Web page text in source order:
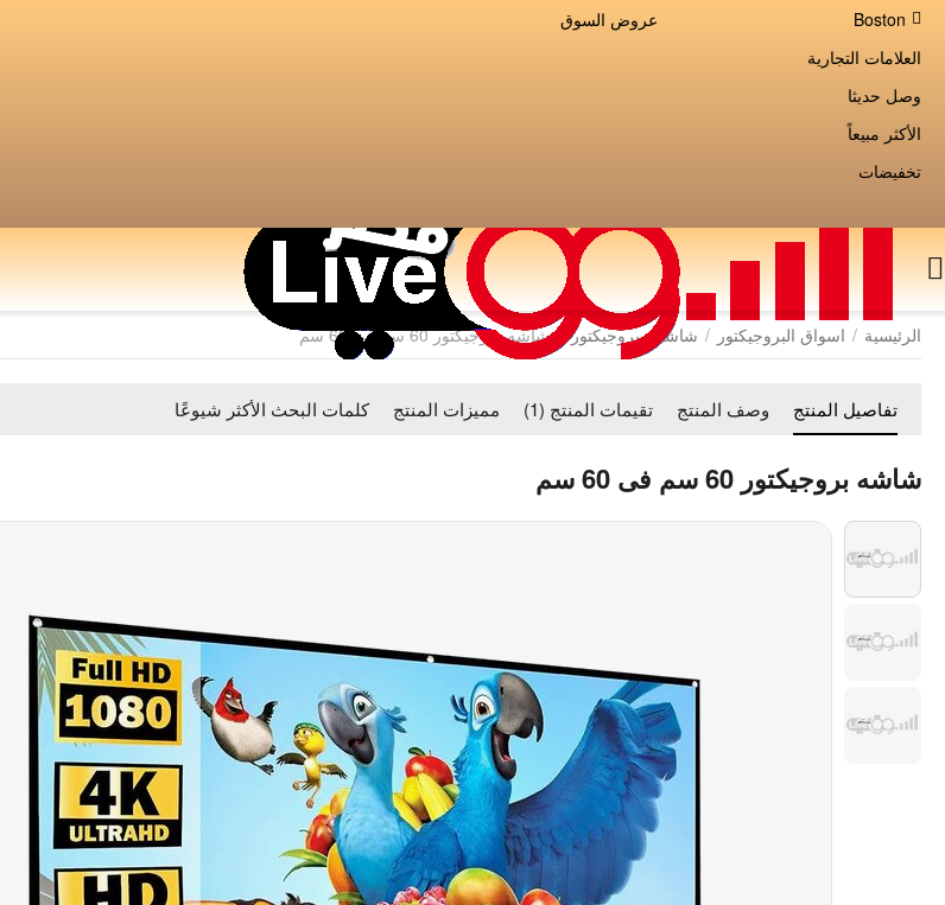
Boston
عروض السوق
العلامات التجارية
وصل حديثا
الأكثر مبيعاً
تخفيضات
الرئيسية / اسواق البروجيكتور / شاشات بروجيكتور شاشه بروجيكتور 60 سم فى 60 سم
تفاصيل المنتج وصف المنتج تقيمات المنتج (1) مميزات المنتج كلمات البحث اﻷكثر شيوعًا
شاشه بروجيكتور 60 سم فى 60 سم